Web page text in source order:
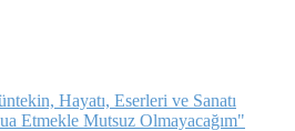
Hayatı, Eserleri ve Sanatı
Etmekle Mutsuz Olmayacağım"